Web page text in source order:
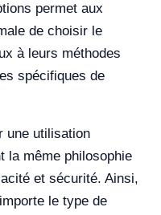
permet aux
de choisir le
à leurs méthodes
spécifiques de
une utilisation
la même philosophie
et sécurité. Ainsi,
le type de